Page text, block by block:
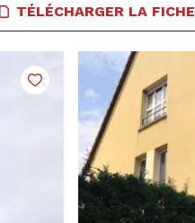
TÉLÉCHARGER LA FICHE